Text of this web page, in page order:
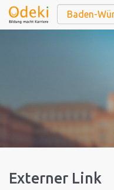
Externer Link